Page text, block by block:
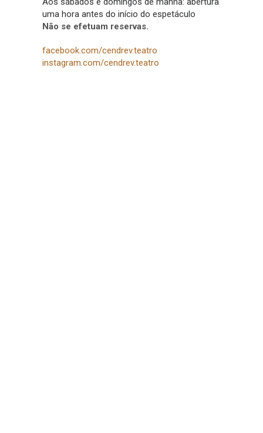
uma hora antes do início do espetáculo
Não se efetuam reservas.
facebook.com/cendrev.teatro
instagram.com/cendrev.teatro